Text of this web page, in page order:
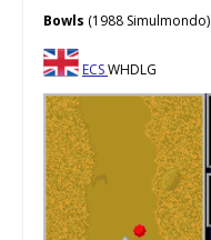
Bowls (1988 Simulmondo)
ECSWHDLG